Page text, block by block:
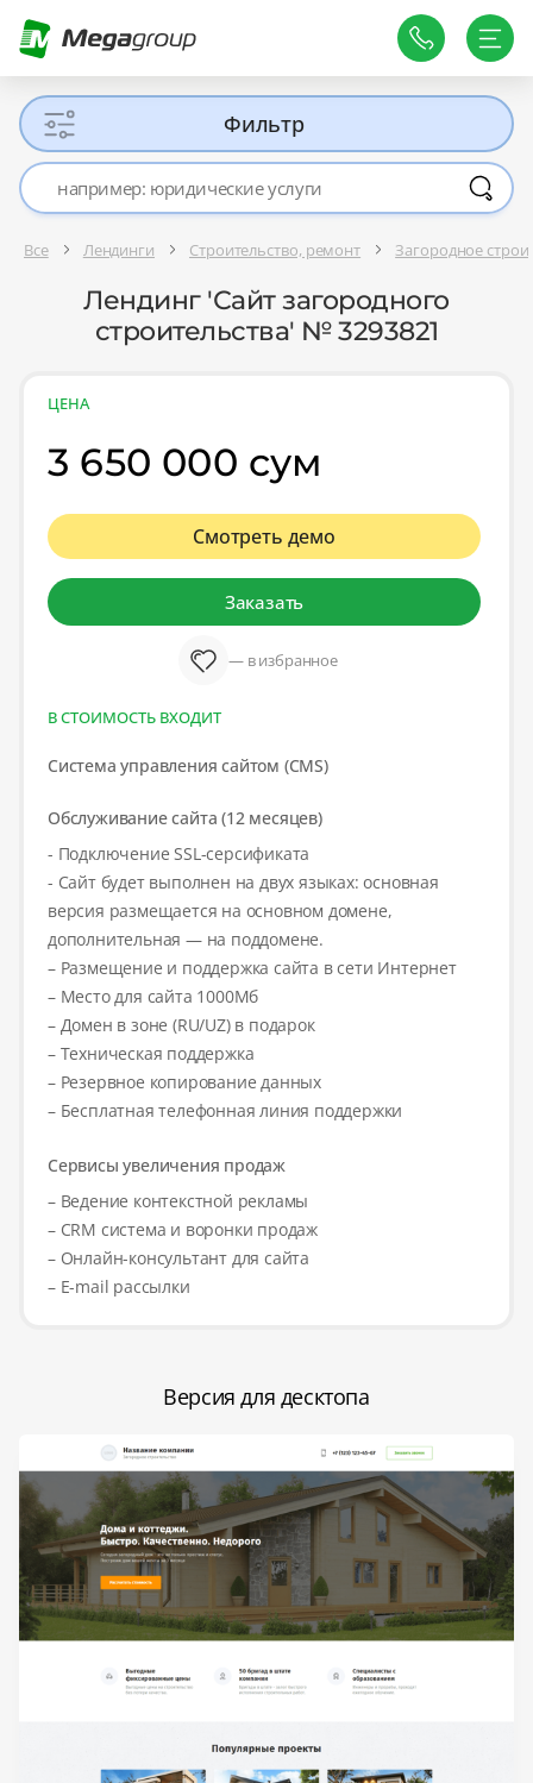
Фильтр
Все Лендинги Строительство, ремонт Загородное
Лендинг 'Сайт загородного
строительства' № 3293821
ЦЕНА
3 650 000 сум
Смотреть демо
Заказать
— в избранное
В СТОИМОСТЬ ВХОДИТ
Система управления сайтом (CMS)
Обслуживание сайта (12 месяцев)
- Подключение SSL-серсификата
- Сайт будет выполнен на двух языках: основная
версия размещается на основном домене,
дополнительная — на поддомене.
– Размещение и поддержка сайта в сети Интернет
– Место для сайта 1000Мб
– Домен в зоне (RU/UZ) в подарок
– Техническая поддержка
– Резервное копирование данных
– Бесплатная телефонная линия поддержки
Сервисы увеличения продаж
– Ведение контекстной рекламы
– CRM система и воронки продаж
– Онлайн-консультант для сайта
– E-mail рассылки
Версия для десктопа